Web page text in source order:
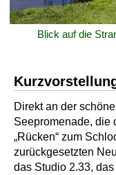
Blick auf die
Direkt an der
Seepromenade, die
„Rücken“ zum
zurückgesetzten
das Studio 2.33,